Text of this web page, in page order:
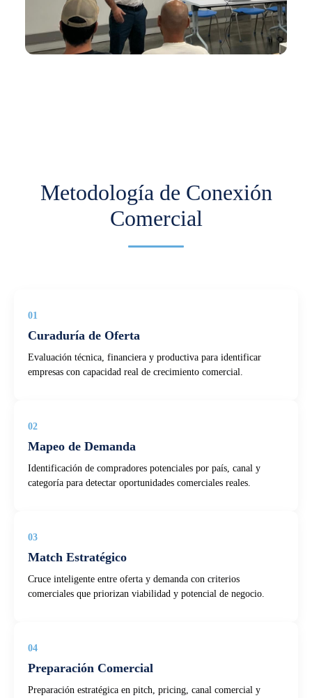
Metodología de Conexión
Comercial
01
Curaduría de Oferta
Evaluación técnica, financiera y productiva para identificar
empresas con capacidad real de crecimiento comercial.
02
Mapeo de Demanda
Identificación de compradores potenciales por país, canal y
categoría para detectar oportunidades comerciales reales.
03
Match Estratégico
Cruce inteligente entre oferta y demanda con criterios
comerciales que priorizan viabilidad y potencial de negocio.
04
Preparación Comercial
Preparación estratégica en pitch, pricing, canal comercial y